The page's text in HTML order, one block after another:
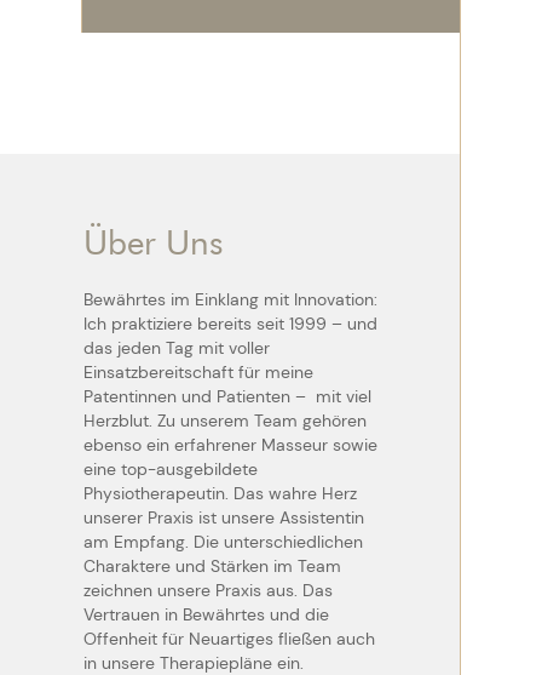
Über Uns
Bewährtes im Einklang mit Innovation:
Ich praktiziere bereits seit 1999 – und
das jeden Tag mit voller
Einsatzbereitschaft für meine
Patentinnen und Patienten – mit viel
Herzblut. Zu unserem Team gehören
ebenso ein erfahrener Masseur sowie
eine top-ausgebildete
Physiotherapeutin. Das wahre Herz
unserer Praxis ist unsere Assistentin
am Empfang. Die unterschiedlichen
Charaktere und Stärken im Team
zeichnen unsere Praxis aus. Das
Vertrauen in Bewährtes und die
Offenheit für Neuartiges fließen auch
in unsere Therapiepläne ein.